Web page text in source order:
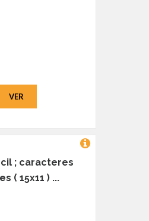
VER
; caracteres
( 15x11 ) ...